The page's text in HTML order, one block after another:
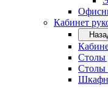
Кабинет
Столы
Столы